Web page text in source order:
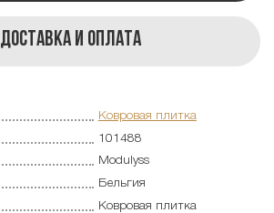
Доставка и оплата
Ковровая плитка
101488
Modulyss
Бельгия
Ковровая плитка